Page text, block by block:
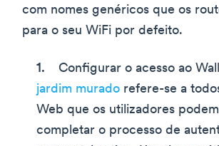
com nomes genéricos que os
para o seu WiFi por defeito.
Configurar o acesso ao
jardim murado refere-se a
Web que os utilizadores
completar o processo de